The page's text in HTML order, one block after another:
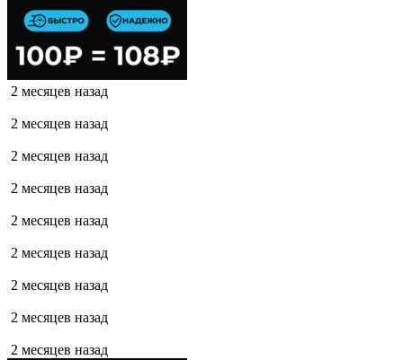
2 месяцев назад
2 месяцев назад
2 месяцев назад
2 месяцев назад
2 месяцев назад
2 месяцев назад
2 месяцев назад
2 месяцев назад
2 месяцев назад